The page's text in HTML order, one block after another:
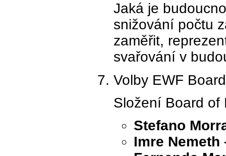
Jaká je
snižování počtu
zaměřit,
svařování v
Volby EWF
Složení Board of
Stefano
Imre Nemeth